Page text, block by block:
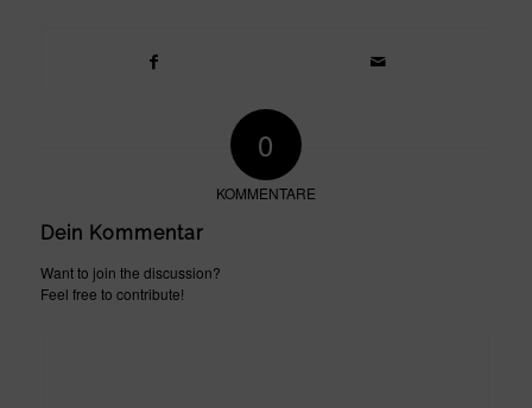
0
KOMMENTARE
Dein Kommentar
Want to join the discussion?
Feel free to contribute!